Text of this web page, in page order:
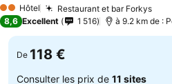
2 Étoiles
Hôtel Restaurant et bar Forkys
8,6 Excellent 1 516 à 9.2 km de :
De 118 €
Consulter les prix de 11 sites